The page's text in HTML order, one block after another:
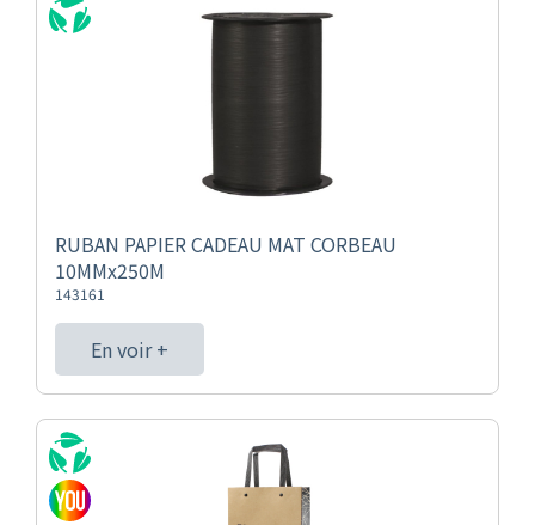
RUBAN PAPIER CADEAU MAT CORBEAU
10MMx250M
143161
En voir +